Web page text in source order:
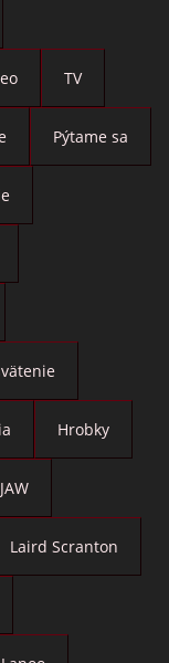
TV
Pýtame sa
Hrobky
JAW
Laird Scranton